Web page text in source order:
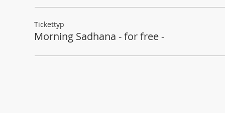
Tickettyp
Morning Sadhana - for free -